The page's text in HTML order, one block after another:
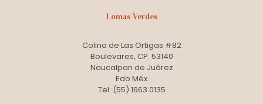
Lomas Verdes
Colina de Las Ortigas #82
Boulevares, CP. 53140
Naucalpan de Juárez
Edo Méx
Tel: (55) 1663 0135